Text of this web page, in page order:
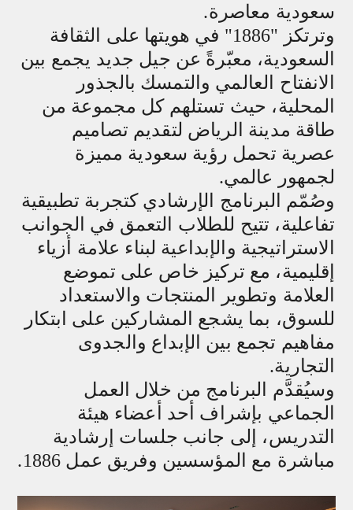
سعودية معاصرة.
وترتكز "1886" في هويتها على الثقافة
السعودية، معبّرةً عن جيل جديد يجمع بين
الانفتاح العالمي والتمسك بالجذور
المحلية، حيث تستلهم كل مجموعة من
طاقة مدينة الرياض لتقديم تصاميم
عصرية تحمل رؤية سعودية مميزة
لجمهور عالمي.
وصُمّم البرنامج الإرشادي كتجربة تطبيقية
تفاعلية، تتيح للطلاب التعمق في الجوانب
الاستراتيجية والإبداعية لبناء علامة أزياء
إقليمية، مع تركيز خاص على تموضع
العلامة وتطوير المنتجات والاستعداد
للسوق، بما يشجع المشاركين على ابتكار
مفاهيم تجمع بين الإبداع والجدوى
التجارية.
وسيُقدَّم البرنامج من خلال العمل
الجماعي بإشراف أحد أعضاء هيئة
التدريس، إلى جانب جلسات إرشادية
مباشرة مع المؤسسين وفريق عمل 1886.